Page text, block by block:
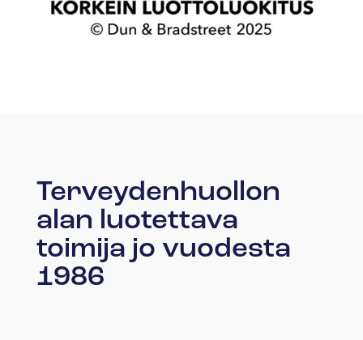
Terveydenhuollon
alan luotettava
toimija jo vuodesta
1986